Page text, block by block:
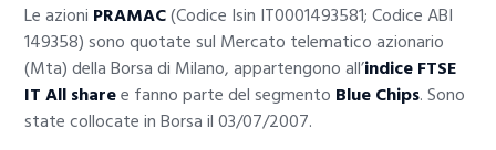
Le azioni PRAMAC(Codice Isin IT0001493581; Codice ABI
149358) sono quotate sul Mercato telematico azionario
(Mta) della Borsa di Milano, appartengono all’indice FTSE
IT All sharee fanno parte del segmento Blue Chips. Sono
state collocate in Borsa il 03/07/2007.